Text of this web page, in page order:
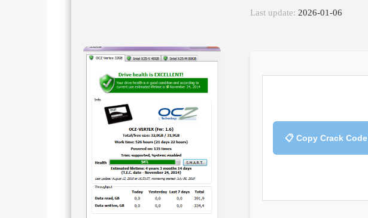
Last update: 2026-01-06
📋 Copy Crack Code